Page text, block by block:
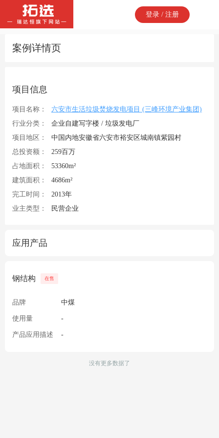
登录 / 注册
案例详情页
项目信息
项目名称：
六安市生活垃圾焚烧发电项目 (三峰环境产业集团)
行业分类：
企业自建写字楼 / 垃圾发电厂
项目地区：
中国内地安徽省六安市裕安区城南镇紫园村
总投资额：
259百万
占地面积：
53360m²
建筑面积：
4686m²
完工时间：
2013年
业主类型：
民营企业
应用产品
钢结构 在售
品牌 中煤
使用量 -
产品应用描述 -
没有更多数据了